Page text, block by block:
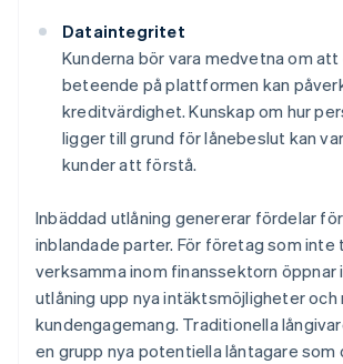
Dataintegritet
Kunderna bör vara medvetna om att
beteende på plattformen kan
kreditvärdighet. Kunskap om hur
ligger till grund för lånebeslut kan
kunder att förstå.
Inbäddad utlåning genererar fördelar
inblandade parter. För företag som inte
verksamma inom finanssektorn öppnar
utlåning upp nya intäktsmöjligheter och
kundengagemang. Traditionella
en grupp nya potentiella låntagare som